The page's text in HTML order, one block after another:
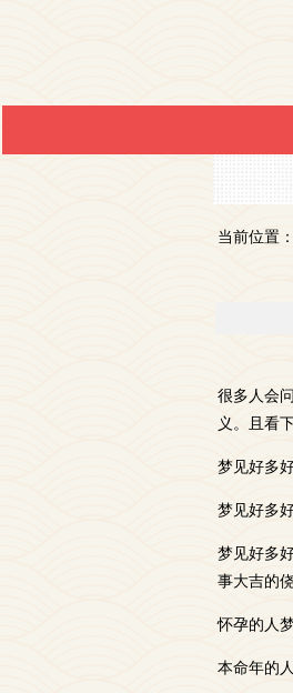
当前位置：
很多人会
义。且看
梦见好多
梦见好多
梦见好多
事大吉的
怀孕的人
本命年的